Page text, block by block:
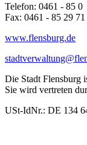
Telefon: 0461 - 85 0
Fax: 0461 - 85 29 71
www.flensburg.de
Die Stadt Flensburg
Sie wird vertreten
USt-IdNr.: DE 134